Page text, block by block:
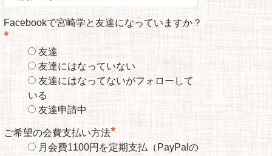
Facebookで宮崎学と友達になっていますか？
*
友達
友達にはなっていない
友達にはなってないがフォローして
いる
友達申請中
ご希望の会費支払い方法*
月会費1100円を定期支払（PayPalの